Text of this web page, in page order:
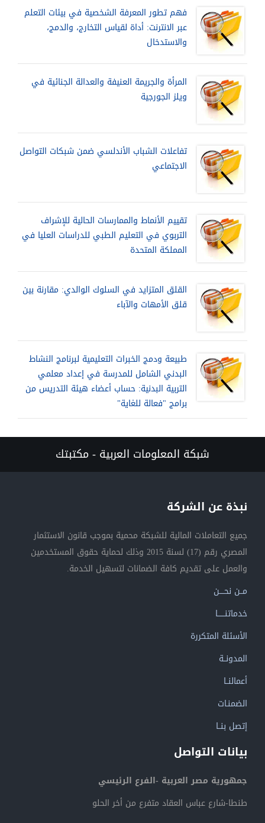
فهم تطور المعرفة الشخصية في بيئات التعلم
عبر الانترنت: أداة لقياس التخارج، والدمج،
والاستدخال
المرأة والجريمة العنيفة والعدالة الجنائية في
ويلز الجورجية
تفاعلات الشباب الأندلسي ضمن شبكات التواصل
الاجتماعي
تقييم الأنماط والممارسات الحالية للإشراف
التربوي في التعليم الطبي للدراسات العليا في
المملكة المتحدة
القلق المتزايد في السلوك الوالدي: مقارنة بين
قلق الأمهات والآباء
طبيعة ودمج الخبرات التعليمية لبرنامج النشاط
البدني الشامل للمدرسة في إعداد معلمي
التربية البدنية: حساب أعضاء هيئة التدريس من
برامج "فعالة للغاية"
شبكة المعلومات العربية - مكتبتك
نبذة عن الشركة
جميع التعاملات المالية للشبكة محمية بموجب قانون الاستثمار
المصري رقم (17) لسنة 2015 وذلك لحماية حقوق المستخدمين
والعمل على تقديم كافة الضمانات لتسهيل الخدمة.
مــن نحــــن
خدماتنــــــا
الأسئلة المتكررة
المدونــة
أعمالنــا
الضمنـات
إتصل بنــا
بيانات التواصل
جمهورية مصر العربية -الفرع الرئيسي
طنطا-شارع عباس العقاد متفرع من أخر الحلو